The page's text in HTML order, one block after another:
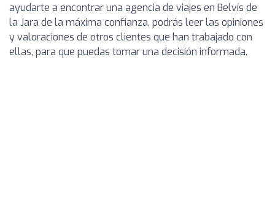
ayudarte a encontrar una agencia de viajes en Belvís de
la Jara de la máxima confianza, podrás leer las opiniones
y valoraciones de otros clientes que han trabajado con
ellas, para que puedas tomar una decisión informada.